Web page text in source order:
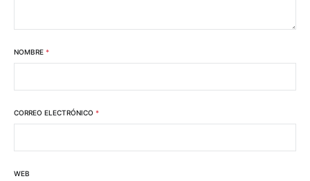
NOMBRE *
CORREO ELECTRÓNICO *
WEB